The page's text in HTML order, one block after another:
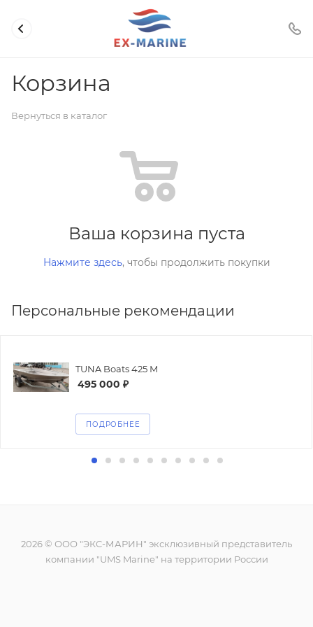
Корзина
Вернуться в каталог
Ваша корзина пуста
Нажмите здесь, чтобы продолжить покупки
Персональные рекомендации
TUNA Boats 425 М
495 000 ₽
ПОДРОБНЕЕ
2026 © ООО "ЭКС-МАРИН" эксклюзивный представитель
компании "UMS Marine" на территории России